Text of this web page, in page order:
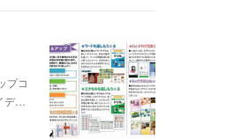
プコ
…